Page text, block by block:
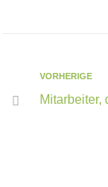
VORHERIGE
Mitarbeiter,